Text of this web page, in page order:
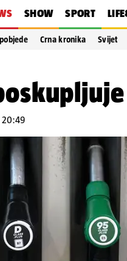
SHOW SPORT
Crna kronika Svijet
20:49